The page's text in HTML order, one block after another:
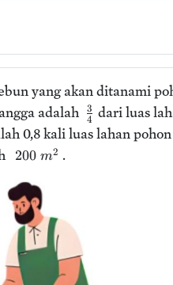
yang akan ditanami
adalah
4
3 dari luas
0,8 kali luas lahan
200 m2 .